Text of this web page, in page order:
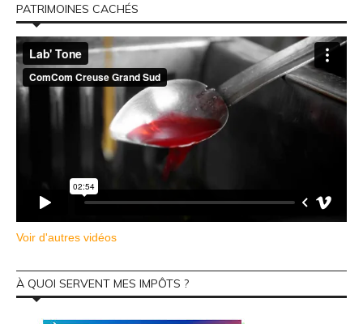
PATRIMOINES CACHÉS
Voir d'autres vidéos
À QUOI SERVENT MES IMPÔTS ?